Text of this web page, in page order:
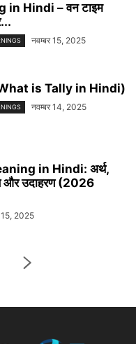
in Hindi – वन टाइम
नवम्बर 15, 2025
is Tally in Hindi)
नवम्बर 14, 2025
in Hindi: अर्थ,
और उदाहरण (2026
15, 2025